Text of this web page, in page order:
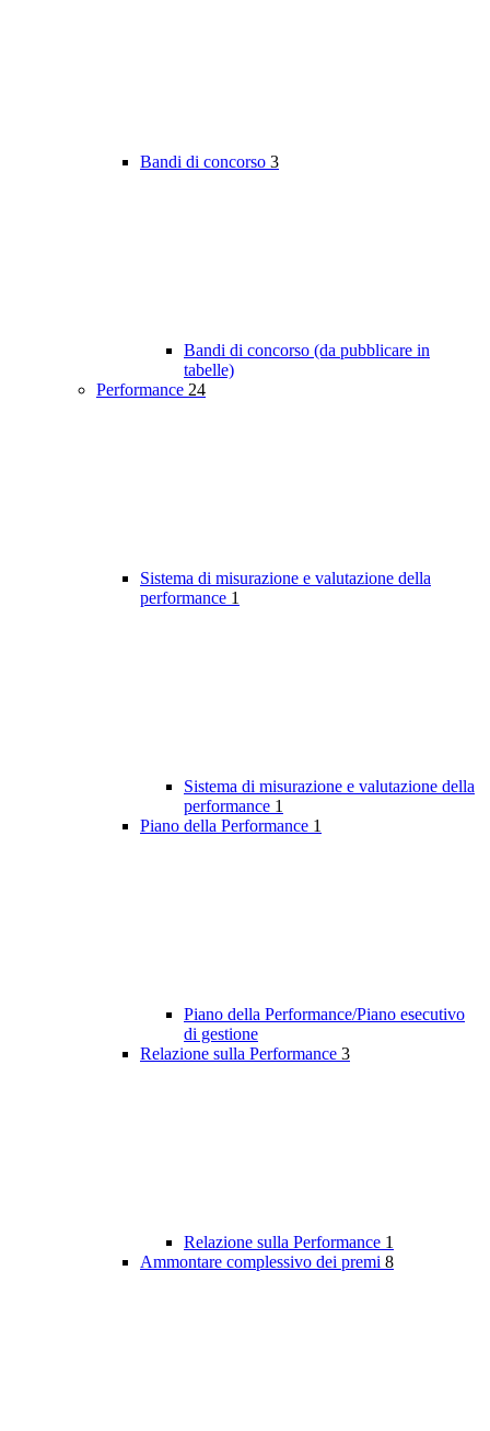
Bandi di concorso 3
Bandi di concorso (da pubblicare in
tabelle)
Performance 24
Sistema di misurazione e valutazione della
performance 1
Sistema di misurazione e valutazione della
performance 1
Piano della Performance 1
Piano della Performance/Piano esecutivo
di gestione
Relazione sulla Performance 3
Relazione sulla Performance 1
Ammontare complessivo dei premi 8